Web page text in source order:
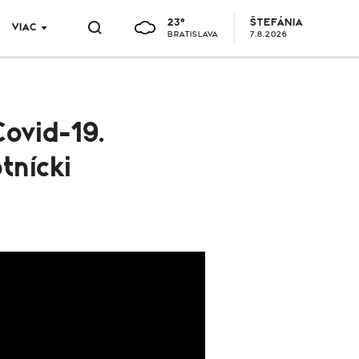
VIAC 23°
BRATISLAVA
ŠTEFÁNIA
7.8.2026
19.